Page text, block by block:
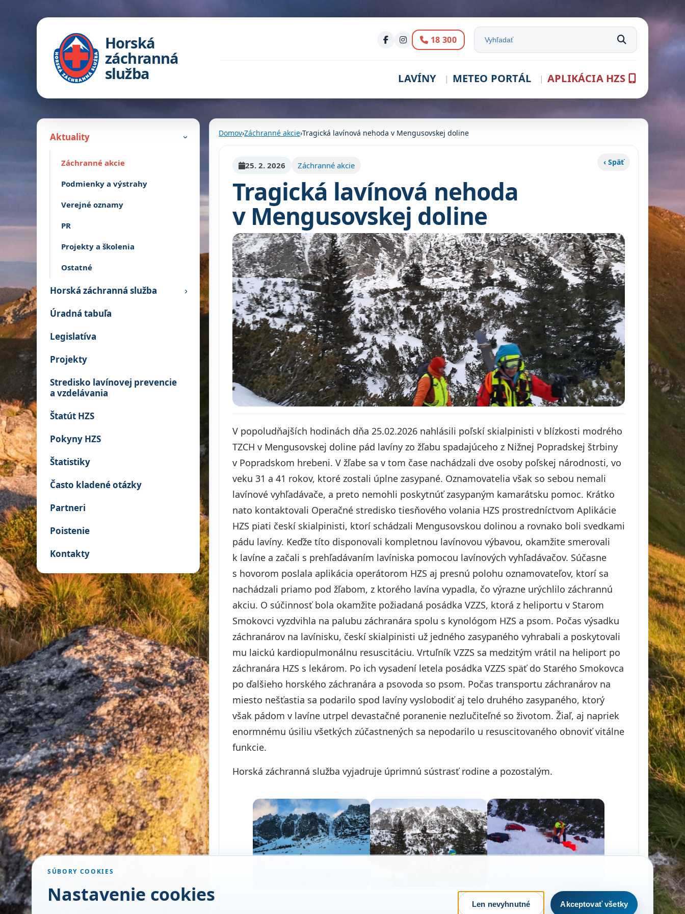
Horská
záchranná
služba
Volanie:
18 300 Vyhľadať na stránke
LAVÍNY METEO PORTÁL APLIKÁCIA HZS
Aktuality ›
Záchranné akcie
Podmienky a výstrahy
Verejné oznamy
PR
Projekty a školenia
Ostatné
Horská záchranná služba ›
Úradná tabuľa
Legislatíva
Projekty
Stredisko lavínovej prevencie
a vzdelávania
Štatút HZS
Pokyny HZS
Štatistiky
Často kladené otázky
Partneri
Poistenie
Kontakty
Domov›Záchranné akcie›Tragická lavínová nehoda v Mengusovskej doline
‹ Späť
25. 2. 2026 Záchranné akcie
Tragická lavínová nehoda
v Mengusovskej doline
V popoludňajších hodinách dňa 25.02.2026 nahlásili poľskí skialpinisti v blízkosti modrého
TZCH v Mengusovskej doline pád lavíny zo žľabu spadajúceho z Nižnej Popradskej štrbiny
v Popradskom hrebeni. V žľabe sa v tom čase nachádzali dve osoby poľskej národnosti, vo
veku 31 a 41 rokov, ktoré zostali úplne zasypané. Oznamovatelia však so sebou nemali
lavínové vyhľadávače, a preto nemohli poskytnúť zasypaným kamarátsku pomoc. Krátko
nato kontaktovali Operačné stredisko tiesňového volania HZS prostredníctvom Aplikácie
HZS piati českí skialpinisti, ktorí schádzali Mengusovskou dolinou a rovnako boli svedkami
pádu lavíny. Keďže títo disponovali kompletnou lavínovou výbavou, okamžite smerovali
k lavíne a začali s prehľadávaním lavíniska pomocou lavínových vyhľadávačov. Súčasne
s hovorom poslala aplikácia operátorom HZS aj presnú polohu oznamovateľov, ktorí sa
nachádzali priamo pod žľabom, z ktorého lavína vypadla, čo výrazne urýchlilo záchrannú
akciu. O súčinnosť bola okamžite požiadaná posádka VZZS, ktorá z heliportu v Starom
Smokovci vyzdvihla na palubu záchranára spolu s kynológom HZS a psom. Počas výsadku
záchranárov na lavínisku, českí skialpinisti už jedného zasypaného vyhrabali a poskytovali
mu laickú kardiopulmonálnu resuscitáciu. Vrtuľník VZZS sa medzitým vrátil na heliport po
záchranára HZS s lekárom. Po ich vysadení letela posádka VZZS späť do Starého Smokovca
po ďalšieho horského záchranára a psovoda so psom. Počas transportu záchranárov na
miesto nešťastia sa podarilo spod lavíny vyslobodiť aj telo druhého zasypaného, ktorý
však pádom v lavíne utrpel devastačné poranenie nezlučiteľné so životom. Žiaľ, aj napriek
enormnému úsiliu všetkých zúčastnených sa nepodarilo u resuscitovaného obnoviť vitálne
funkcie.
Horská záchranná služba vyjadruje úprimnú sústrasť rodine a pozostalým.
SÚBORY COOKIES
Nastavenie cookies Len nevyhnutné Akceptovať všetky